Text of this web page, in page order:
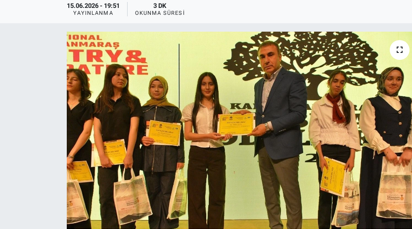
15.06.2026 - 19:51
YAYINLANMA
3 DK
OKUNMA SÜRESI
Bilim, Teknoloji
HABERDE İNSAN